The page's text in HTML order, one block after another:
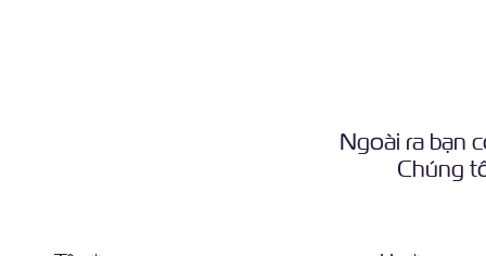
Ngoài ra bạn
Chúng